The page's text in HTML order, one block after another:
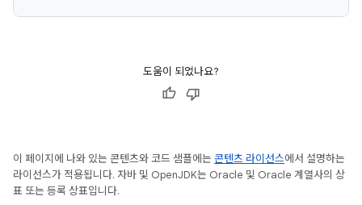
도움이 되었나요?
이 페이지에 나와 있는 콘텐츠와 코드 샘플에는 콘텐츠 라이선스에서 설명하는
라이선스가 적용됩니다. 자바 및 OpenJDK는 Oracle 및 Oracle 계열사의 상
표 또는 등록 상표입니다.